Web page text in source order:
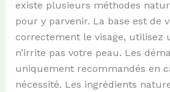
existe plusieurs méthodes
pour y parvenir. La base est de
correctement le visage, utilisez
n’irrite pas votre peau. Les
uniquement recommandés en
nécessité. Les ingrédients